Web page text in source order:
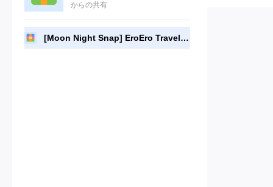
からの共有
[Moon Night Snap] EroEro Travel - Mona (모나) & Jucy (쥬시) [81P].rar